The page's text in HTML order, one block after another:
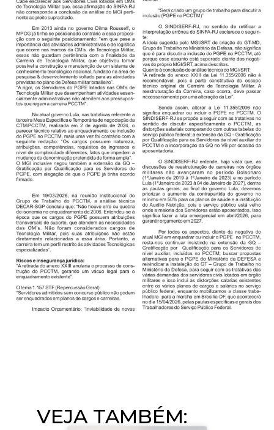
VEJA TAMBÉM:​